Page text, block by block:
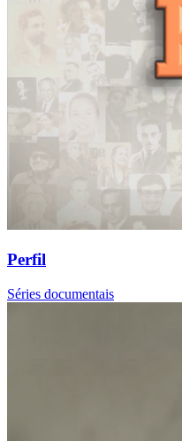
Perfil
Séries documentais